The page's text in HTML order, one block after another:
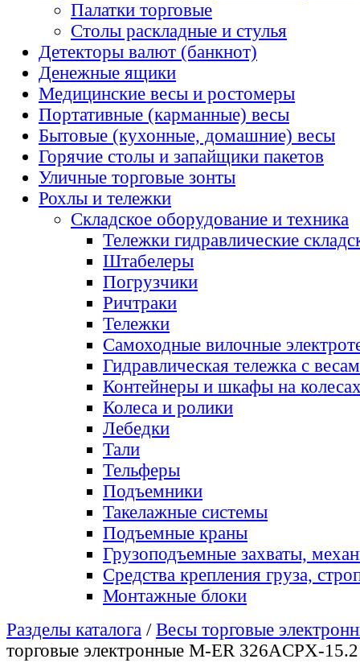
Палатки торговые
Столы раскладные и стулья
Детекторы валют (банкнот)
Денежные ящики
Медицинские весы и ростомеры
Портативные (карманные) весы
Бытовые (кухонные, домашние) весы
Горячие столы и запайщики пакетов
Уличные торговые зонты
Рохлы и тележки
Складское оборудование и техника
Тележки гидравлические
Штабелеры
Погрузчики
Ричтраки
Тележки
Самоходные вилочные
Гидравлическая тележка с
Контейнеры и шкафы на
Колеса и ролики
Лебедки
Тали
Тельферы
Подъемники
Такелажные системы
Подъемные краны
Грузоподъемные захваты,
Средства крепления груза,
Монтажные блоки
Разделы каталога / Весы торговые
торговые электронные M-ER 326ACPX-